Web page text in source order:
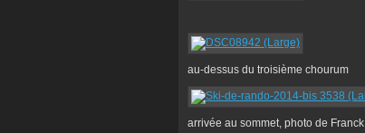
au-dessus du troisième chourum
arrivée au sommet, photo de Franck